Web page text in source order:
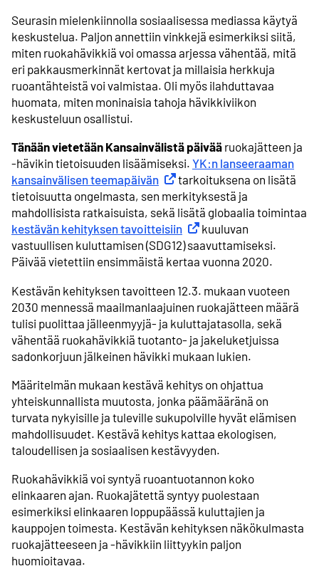
Seurasin mielenkiinnolla sosiaalisessa mediassa käytyä
keskustelua. Paljon annettiin vinkkejä esimerkiksi siitä,
miten ruokahävikkiä voi omassa arjessa vähentää, mitä
eri pakkausmerkinnät kertovat ja millaisia herkkuja
ruoantähteistä voi valmistaa. Oli myös ilahduttavaa
huomata, miten moninaisia tahoja hävikkiviikon
keskusteluun osallistui.
Tänään vietetään Kansainvälistä päivää ruokajätteen ja
-hävikin tietoisuuden lisäämiseksi. YK:n lanseeraaman
kansainvälisen teemapäivän Ulkoinen linkki
tarkoituksena on lisätä
tietoisuutta ongelmasta, sen merkityksestä ja
mahdollisista ratkaisuista, sekä lisätä globaalia toimintaa
kestävän kehityksen tavoitteisiin Ulkoinen linkki
kuuluvan
vastuullisen kuluttamisen (SDG12) saavuttamiseksi.
Päivää vietettiin ensimmäistä kertaa vuonna 2020.
Kestävän kehityksen tavoitteen 12.3. mukaan vuoteen
2030 mennessä maailmanlaajuinen ruokajätteen määrä
tulisi puolittaa jälleenmyyjä- ja kuluttajatasolla, sekä
vähentää ruokahävikkiä tuotanto- ja jakeluketjuissa
sadonkorjuun jälkeinen hävikki mukaan lukien.
Määritelmän mukaan kestävä kehitys on ohjattua
yhteiskunnallista muutosta, jonka päämääränä on
turvata nykyisille ja tuleville sukupolville hyvät elämisen
mahdollisuudet. Kestävä kehitys kattaa ekologisen,
taloudellisen ja sosiaalisen kestävyyden.
Ruokahävikkiä voi syntyä ruoantuotannon koko
elinkaaren ajan. Ruokajätettä syntyy puolestaan
esimerkiksi elinkaaren loppupäässä kuluttajien ja
kauppojen toimesta. Kestävän kehityksen näkökulmasta
ruokajätteeseen ja -hävikkiin liittyykin paljon
huomioitavaa.